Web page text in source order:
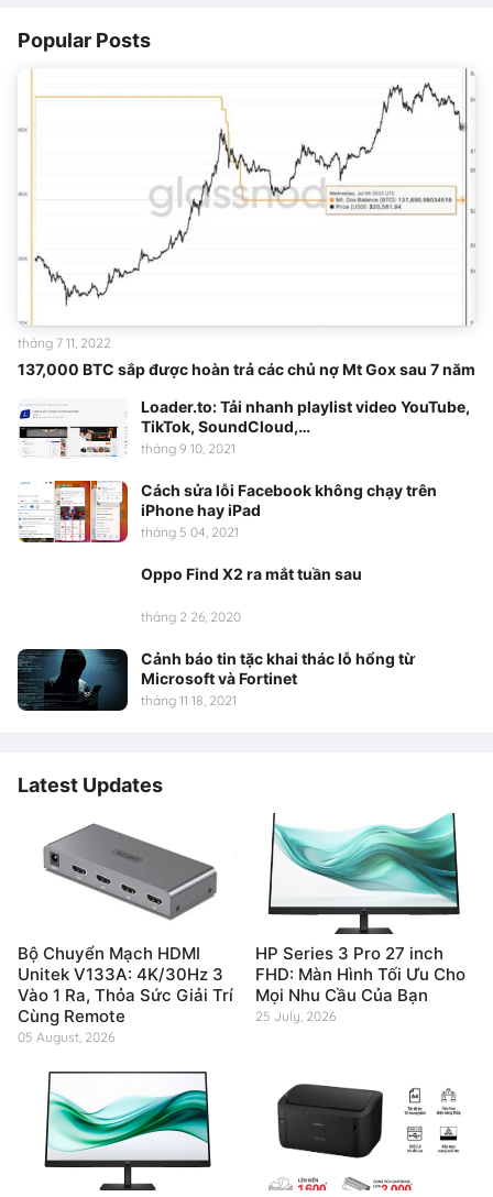
Popular Posts
137,000 BTC sắp được hoàn trả các chủ nợ Mt Gox sau 7 năm
tháng 7 11, 2022
Loader.to: Tải nhanh playlist video YouTube,
TikTok, SoundCloud,…
tháng 9 10, 2021
Cách sửa lỗi Facebook không chạy trên
iPhone hay iPad
tháng 5 04, 2021
Oppo Find X2 ra mắt tuần sau
tháng 2 26, 2020
Cảnh báo tin tặc khai thác lỗ hổng từ
Microsoft và Fortinet
tháng 11 18, 2021
Latest Updates
Bộ Chuyển Mạch HDMI
Unitek V133A: 4K/30Hz 3
Vào 1 Ra, Thỏa Sức Giải Trí
Cùng Remote
05 August, 2026
HP Series 3 Pro 27 inch
FHD: Màn Hình Tối Ưu Cho
Mọi Nhu Cầu Của Bạn
25 July, 2026